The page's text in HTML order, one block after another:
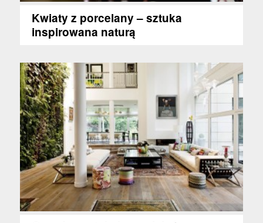
Kwiaty z porcelany – sztuka
inspirowana naturą